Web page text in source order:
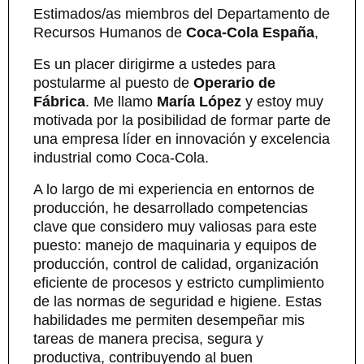
Estimados/as miembros del Departamento de
Recursos Humanos de Coca-Cola España,
Es un placer dirigirme a ustedes para
postularme al puesto de Operario de
Fábrica. Me llamo María López y estoy muy
motivada por la posibilidad de formar parte de
una empresa líder en innovación y excelencia
industrial como Coca-Cola.
A lo largo de mi experiencia en entornos de
producción, he desarrollado competencias
clave que considero muy valiosas para este
puesto: manejo de maquinaria y equipos de
producción, control de calidad, organización
eficiente de procesos y estricto cumplimiento
de las normas de seguridad e higiene. Estas
habilidades me permiten desempeñar mis
tareas de manera precisa, segura y
productiva, contribuyendo al buen